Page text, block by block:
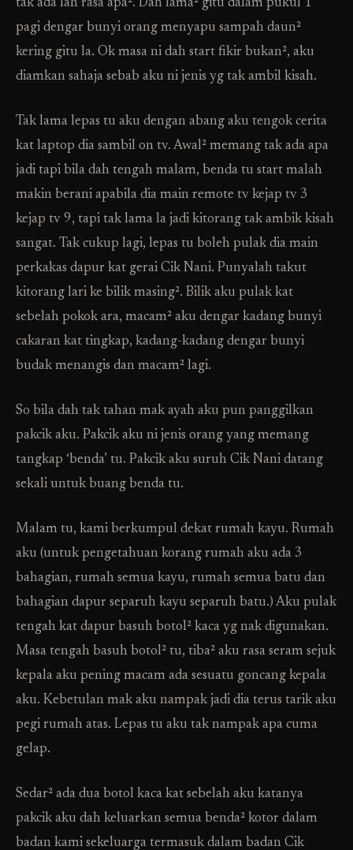
tak ada lah rasa apa². Dah lama² gitu dalam pukul 1
pagi dengar bunyi orang menyapu sampah daun²
kering gitu la. Ok masa ni dah start fikir bukan², aku
diamkan sahaja sebab aku ni jenis yg tak ambil kisah.
Tak lama lepas tu aku dengan abang aku tengok cerita
kat laptop dia sambil on tv. Awal² memang tak ada apa
jadi tapi bila dah tengah malam, benda tu start malah
makin berani apabila dia main remote tv kejap tv 3
kejap tv 9, tapi tak lama la jadi kitorang tak ambik kisah
sangat. Tak cukup lagi, lepas tu boleh pulak dia main
perkakas dapur kat gerai Cik Nani. Punyalah takut
kitorang lari ke bilik masing². Bilik aku pulak kat
sebelah pokok ara, macam² aku dengar kadang bunyi
cakaran kat tingkap, kadang-kadang dengar bunyi
budak menangis dan macam² lagi.
So bila dah tak tahan mak ayah aku pun panggilkan
pakcik aku. Pakcik aku ni jenis orang yang memang
tangkap ‘benda’ tu. Pakcik aku suruh Cik Nani datang
sekali untuk buang benda tu.
Malam tu, kami berkumpul dekat rumah kayu. Rumah
aku (untuk pengetahuan korang rumah aku ada 3
bahagian, rumah semua kayu, rumah semua batu dan
bahagian dapur separuh kayu separuh batu.) Aku pulak
tengah kat dapur basuh botol² kaca yg nak digunakan.
Masa tengah basuh botol² tu, tiba² aku rasa seram sejuk
kepala aku pening macam ada sesuatu goncang kepala
aku. Kebetulan mak aku nampak jadi dia terus tarik aku
pegi rumah atas. Lepas tu aku tak nampak apa cuma
gelap.
Sedar² ada dua botol kaca kat sebelah aku katanya
pakcik aku dah keluarkan semua benda² kotor dalam
badan kami sekeluarga termasuk dalam badan Cik